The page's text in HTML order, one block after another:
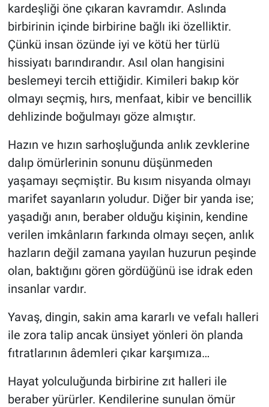
kardeşliği öne çıkaran kavramdır. Aslında
birbirinin içinde birbirine bağlı iki özelliktir.
Çünkü insan özünde iyi ve kötü her türlü
hissiyatı barındırandır. Asıl olan hangisini
beslemeyi tercih ettiğidir. Kimileri bakıp kör
olmayı seçmiş, hırs, menfaat, kibir ve bencillik
dehlizinde boğulmayı göze almıştır.
Hazın ve hızın sarhoşluğunda anlık zevklerine
dalıp ömürlerinin sonunu düşünmeden
yaşamayı seçmiştir. Bu kısım nisyanda olmayı
marifet sayanların yoludur. Diğer bir yanda ise;
yaşadığı anın, beraber olduğu kişinin, kendine
verilen imkânların farkında olmayı seçen, anlık
hazların değil zamana yayılan huzurun peşinde
olan, baktığını gören gördüğünü ise idrak eden
insanlar vardır.
Yavaş, dingin, sakin ama kararlı ve vefalı halleri
ile zora talip ancak ünsiyet yönleri ön planda
fıtratlarının âdemleri çıkar karşımıza…
Hayat yolculuğunda birbirine zıt halleri ile
beraber yürürler. Kendilerine sunulan ömür